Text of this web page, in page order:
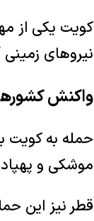
کویت یکی از
نیروهای
واکنش
حمله به کویت
موشکی و
قطر نیز این